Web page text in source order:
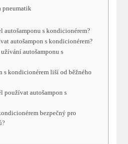
pneumatik
autošamponu s kondicionérem?
autošampon s kondicionérem?
autošamponu s
s kondicionérem liší od běžného
používat autošampon s
bezpečný pro